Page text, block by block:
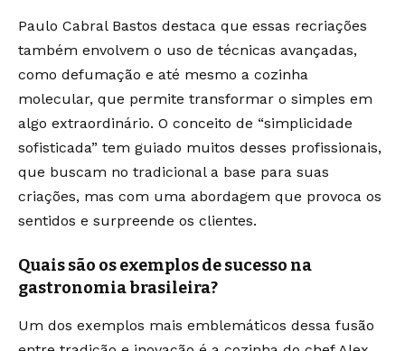
Paulo Cabral Bastos destaca que essas recriações
também envolvem o uso de técnicas avançadas,
como defumação e até mesmo a cozinha
molecular, que permite transformar o simples em
algo extraordinário. O conceito de “simplicidade
sofisticada” tem guiado muitos desses profissionais,
que buscam no tradicional a base para suas
criações, mas com uma abordagem que provoca os
sentidos e surpreende os clientes.
Quais são os exemplos de sucesso na
gastronomia brasileira?
Um dos exemplos mais emblemáticos dessa fusão